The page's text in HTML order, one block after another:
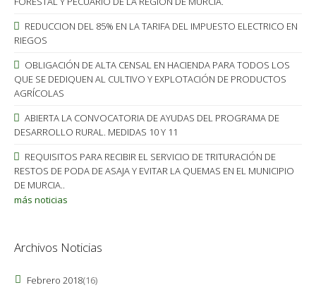
REDUCCION DEL 85% EN LA TARIFA DEL IMPUESTO ELECTRICO EN
RIEGOS
OBLIGACIÓN DE ALTA CENSAL EN HACIENDA PARA TODOS LOS
QUE SE DEDIQUEN AL CULTIVO Y EXPLOTACIÓN DE PRODUCTOS
AGRÍCOLAS
ABIERTA LA CONVOCATORIA DE AYUDAS DEL PROGRAMA DE
DESARROLLO RURAL. MEDIDAS 10 Y 11
REQUISITOS PARA RECIBIR EL SERVICIO DE TRITURACIÓN DE
RESTOS DE PODA DE ASAJA Y EVITAR LA QUEMAS EN EL MUNICIPIO
DE MURCIA..
más noticias
Archivos Noticias
Febrero 2018(16)